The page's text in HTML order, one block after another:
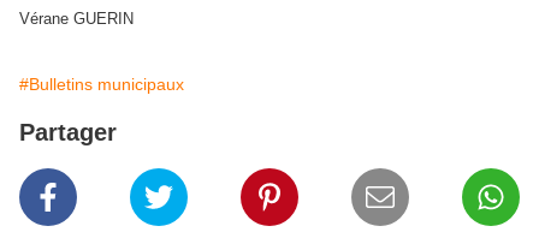
Vérane GUERIN
#Bulletins municipaux
Partager